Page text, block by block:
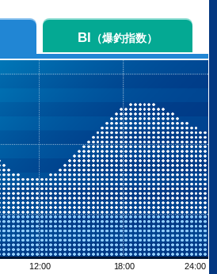
BI （爆釣指数）
12:00 18:00 24:00